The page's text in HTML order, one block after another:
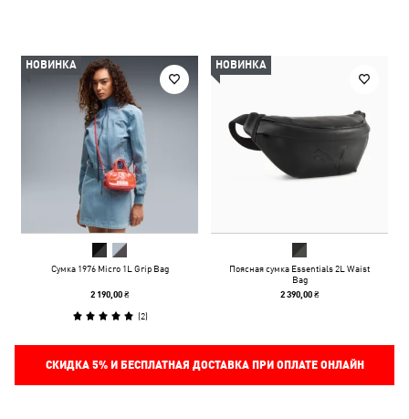
НОВИНКА
Сумка 1976 Micro 1L Grip Bag
2 190,00 ₴
(2)
НОВИНКА
Поясная сумка Essentials 2L Waist
Bag
2 390,00 ₴
СКИДКА 5%И БЕСПЛАТНАЯ ДОСТАВКА ПРИ ОПЛАТЕ ОНЛАЙН